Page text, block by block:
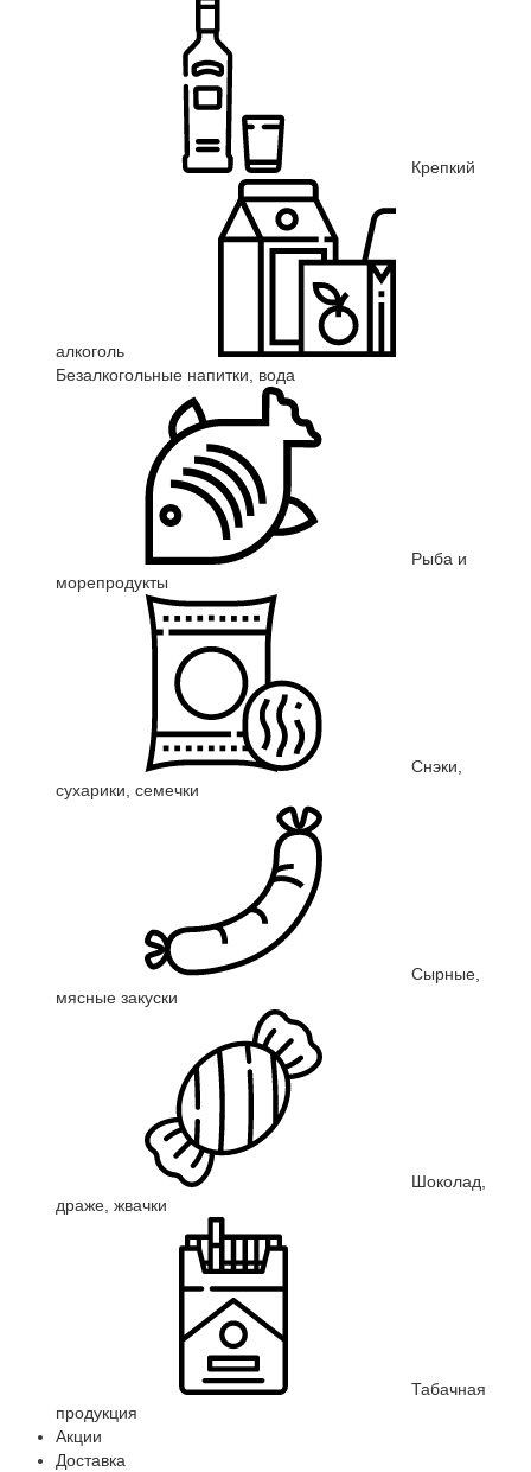
Крепкий
алкоголь
Безалкогольные напитки, вода
Рыба и
морепродукты
Снэки,
сухарики, семечки
Сырные,
мясные закуски
Шоколад,
драже, жвачки
Табачная
продукция
Акции
Доставка